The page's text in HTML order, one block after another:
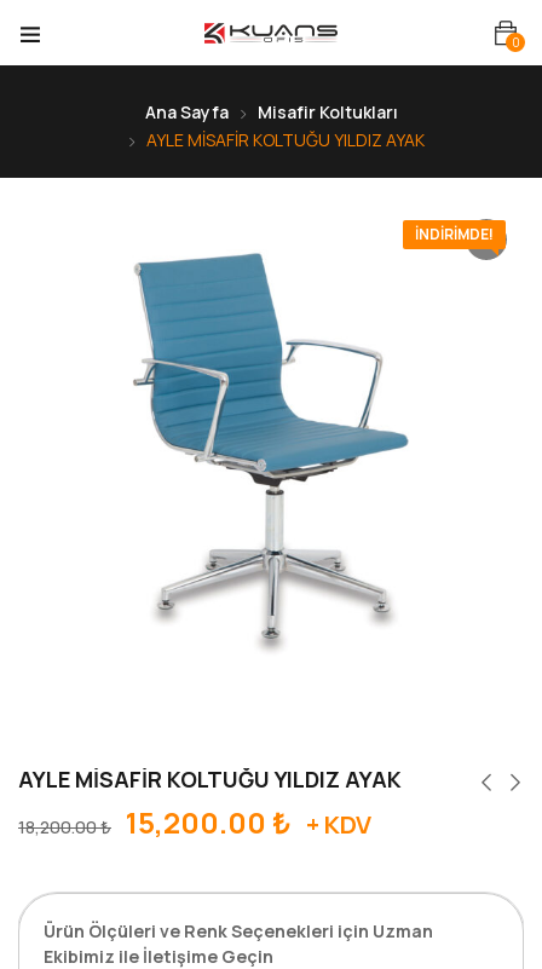
0
Ana Sayfa
Misafir Koltukları
AYLE MİSAFİR KOLTUĞU YILDIZ AYAK
İNDIRIMDE!
AYLE MİSAFİR KOLTUĞU YILDIZ AYAK
18,200.00₺ 15,200.00 ₺ + KDV
Ürün Ölçüleri ve Renk Seçenekleri için Uzman
Ekibimiz ile İletişime Geçin